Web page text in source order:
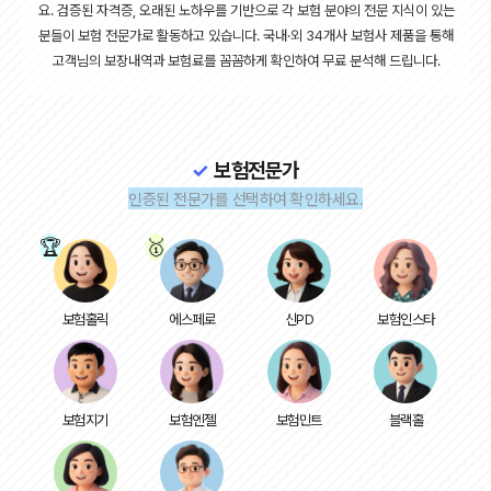
요. 검증된 자격증, 오래된 노하우를 기반으로 각 보험 분야의 전문 지식이 있는
분들이 보험 전문가로 활동하고 있습니다. 국내·외 34개사 보험사 제품을 통해
고객님의 보장내역과 보험료를 꼼꼼하게 확인하여 무료 분석해 드립니다.
보험전문가
인증된 전문가를 선택하여 확인하세요.
보험홀릭 에스페로 신PD 보험인스타
보험지기 보험엔젤 보험민트 블랙홀